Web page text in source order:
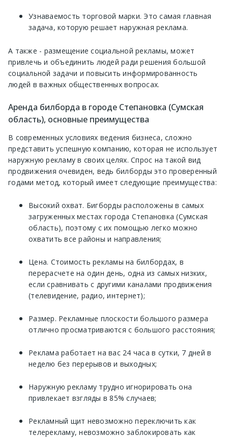
Узнаваемость торговой марки. Это самая главная
задача, которую решает наружная реклама.
А также - размещение социальной рекламы, может
привлечь и объединить людей ради решения большой
социальной задачи и повысить информированность
людей в важных общественных вопросах.
Аренда билборда в городе Степановка (Сумская
область), основные преимущества
В современных условиях ведения бизнеса, сложно
представить успешную компанию, которая не использует
наружную рекламу в своих целях. Спрос на такой вид
продвижения очевиден, ведь билборды это проверенный
годами метод, который имеет следующие преимущества:
Высокий охват. Бигборды расположены в самых
загруженных местах города Степановка (Сумская
область), поэтому с их помощью легко можно
охватить все районы и направления;
Цена. Стоимость рекламы на билбордах, в
перерасчете на один день, одна из самых низких,
если сравнивать с другими каналами продвижения
(телевидение, радио, интернет);
Размер. Рекламные плоскости большого размера
отлично просматриваются с большого расстояния;
Реклама работает на вас 24 часа в сутки, 7 дней в
неделю без перерывов и выходных;
Наружную рекламу трудно игнорировать она
привлекает взгляды в 85% случаев;
Рекламный щит невозможно переключить как
телерекламу, невозможно заблокировать как